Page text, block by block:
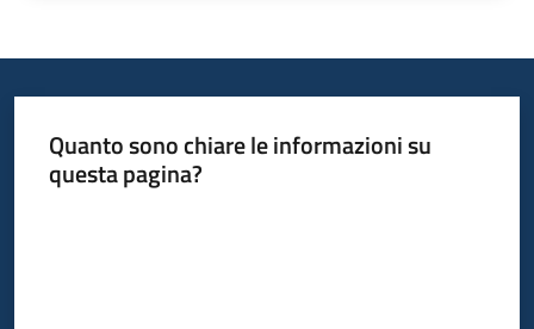
Seguici
su
Quanto sono chiare le informazioni su
questa pagina?